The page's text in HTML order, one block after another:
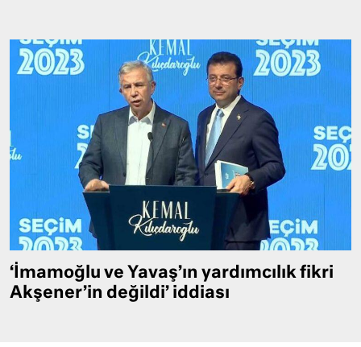
‘İmamoğlu ve Yavaş’ın yardımcılık fikri
Akşener’in değildi’ iddiası